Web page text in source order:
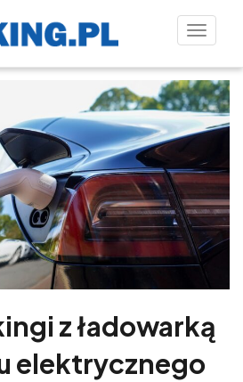
Toggle
z ładowarką
elektrycznego